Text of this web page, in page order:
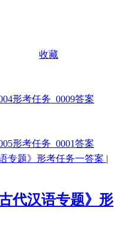
收藏
形考任务_0009答案
形考任务_0001答案
代汉语专题》形